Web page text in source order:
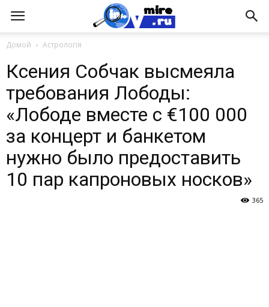
Домой Астрологія
Ксения Собчак высмеяла
требования Лободы:
«Лободе вместе с €100 000
за концерт и банкетом
нужно было предоставить
10 пар капроновых носков»
365